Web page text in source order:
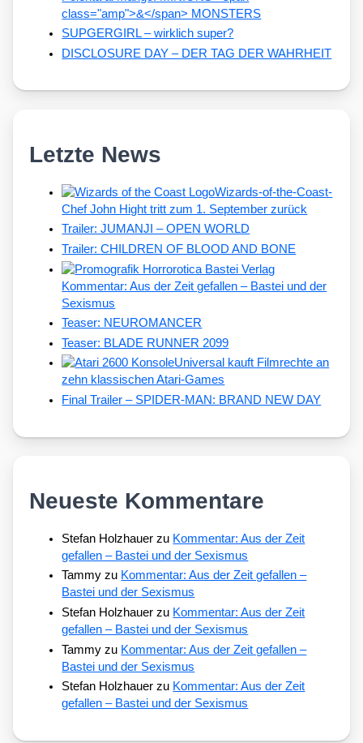
class="amp">&</span> MONSTERS
SUPGERGIRL – wirklich super?
DISCLOSURE DAY – DER TAG DER WAHRHEIT
Letzte News
Wizards-of-the-Coast-
Chef John Hight tritt zum 1. September zurück
Trailer: JUMANJI – OPEN WORLD
Trailer: CHILDREN OF BLOOD AND BONE
Kommentar: Aus der Zeit gefallen – Bastei und der
Sexismus
Teaser: NEUROMANCER
Teaser: BLADE RUNNER 2099
Universal kauft Filmrechte an
zehn klassischen Atari-Games
Final Trailer – SPIDER-MAN: BRAND NEW DAY
Neueste Kommentare
Stefan Holzhauer zu Kommentar: Aus der Zeit
gefallen – Bastei und der Sexismus
Tammy zu Kommentar: Aus der Zeit gefallen –
Bastei und der Sexismus
Stefan Holzhauer zu Kommentar: Aus der Zeit
gefallen – Bastei und der Sexismus
Tammy zu Kommentar: Aus der Zeit gefallen –
Bastei und der Sexismus
Stefan Holzhauer zu Kommentar: Aus der Zeit
gefallen – Bastei und der Sexismus